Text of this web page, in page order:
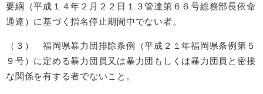
要綱（平成１４年２月２２日１３管達第６６号総務部長依命
通達）に基づく指名停止期間中でない者。
（３） 福岡県暴力団排除条例（平成２１年福岡県条例第５
９号）に定める暴力団員又は暴力団もしくは暴力団員と密接
な関係を有する者でないこと。